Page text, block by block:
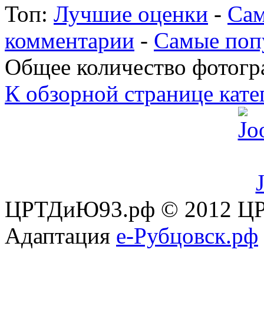
Топ: Лучшие оценки -
комментарии - Самые
Общее количество
К обзорной странице
ЦРТДиЮ93.рф © 2012
Адаптация е-Рубцовск.рф